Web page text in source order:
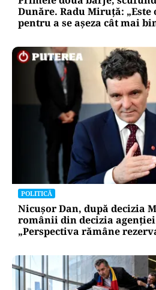
Dunăre. Radu Miruță:
pentru a se așeza cât mai
POLITICĂ
Nicușor Dan, după decizia
românii din decizia
„Perspectiva rămâne